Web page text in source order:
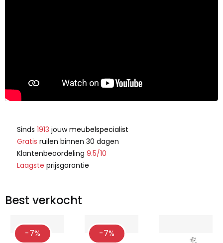
Sinds 1913 jouwmeubelspecialist
Gratis ruilen binnen 30 dagen
Klantenbeoordeling 9.5/10
Laagste prijsgarantie
Best verkocht
-7% -7%